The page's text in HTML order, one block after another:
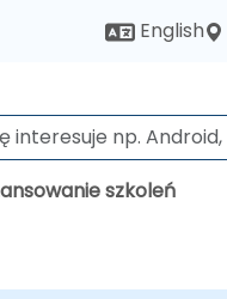
English
szkoleń